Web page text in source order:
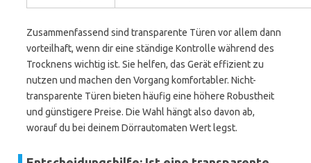
Zusammenfassend sind transparente Türen vor allem dann
vorteilhaft, wenn dir eine ständige Kontrolle während des
Trocknens wichtig ist. Sie helfen, das Gerät effizient zu
nutzen und machen den Vorgang komfortabler. Nicht-
transparente Türen bieten häufig eine höhere Robustheit
und günstigere Preise. Die Wahl hängt also davon ab,
worauf du bei deinem Dörrautomaten Wert legst.